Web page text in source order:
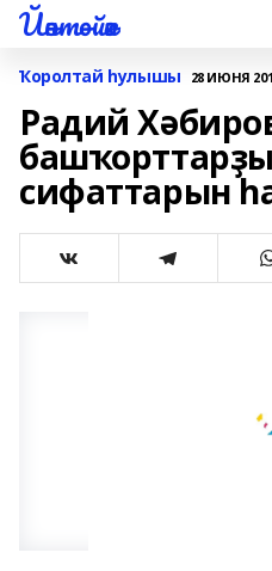
Йәнтөйәк
Ҡоролтай һулышы 28 ИЮНЯ
Радий
сифаттарын